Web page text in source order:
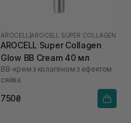
AROCELL AROCELL SUPER COLLAGEN
AROCELL Super Collagen
Glow BB Cream 40 мл
ВВ-крем з колагеном з ефектом
сяйва
750₴